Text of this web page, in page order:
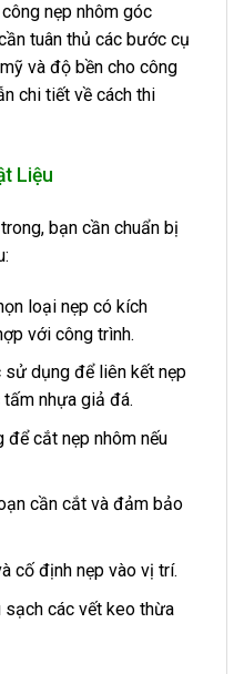
nẹp nhôm góc
tuân thủ các bước cụ
và độ bền cho công
chi tiết về cách thi
Liệu
bạn cần chuẩn bị
loại nẹp có kích
với công trình.
sử dụng để liên kết nẹp
nhựa giả đá.
để cắt nẹp nhôm nếu
cần cắt và đảm bảo
cố định nẹp vào vị trí.
sạch các vết keo thừa